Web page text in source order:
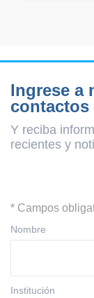
Ingrese a
contactos
Y reciba
recientes y
* Campos
Nombre
Institución